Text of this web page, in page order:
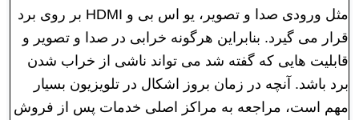
مثل ورودی صدا و تصویر، یو اس بی و HDMI بر روی برد
قرار می گیرد. بنابراین هرگونه خرابی در صدا و تصویر و
قابلیت هایی که گفته شد می تواند ناشی از خراب شدن
برد باشد. آنچه در زمان بروز اشکال در تلویزیون بسیار
مهم است، مراجعه به مراکز اصلی خدمات پس از فروش